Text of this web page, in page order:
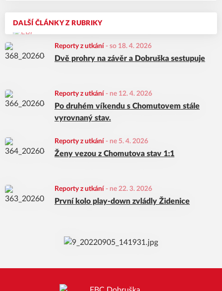
DALŠÍ ČLÁNKY Z RUBRIKY
Reporty z utkání - so 18. 4. 2026
Dvě prohry na závěr a Dobruška sestupuje
Reporty z utkání - ne 12. 4. 2026
Po druhém víkendu s Chomutovem stále
vyrovnaný stav.
Reporty z utkání - ne 5. 4. 2026
Ženy vezou z Chomutova stav 1:1
Reporty z utkání - ne 22. 3. 2026
První kolo play-down zvládly Židenice